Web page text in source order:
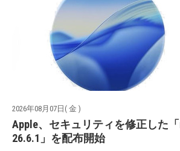
2026年08月07日( 金 )
Apple、セキュリティを修正した「
26.6.1」を配布開始